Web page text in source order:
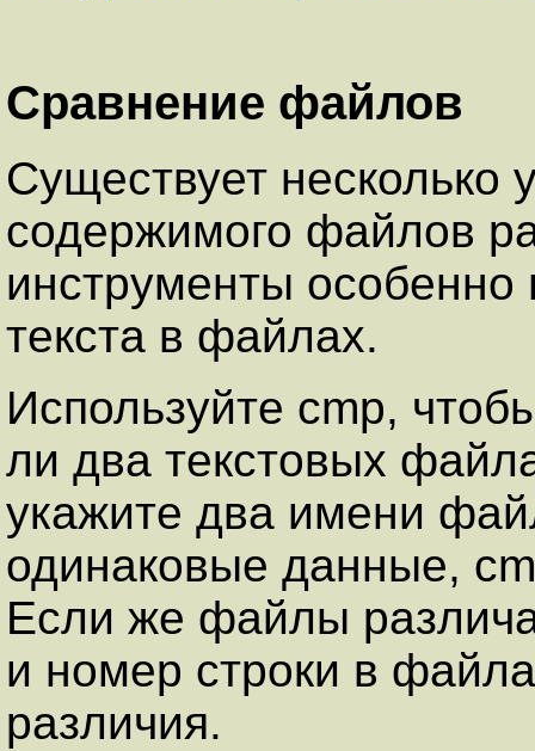
Сравнение файлов
Существует несколько
содержимого файлов
инструменты
текста в файлах.
Используйте cmp,
ли два текстовых
укажите два имени
одинаковые данные,
Если же файлы
и номер строки в
различия.